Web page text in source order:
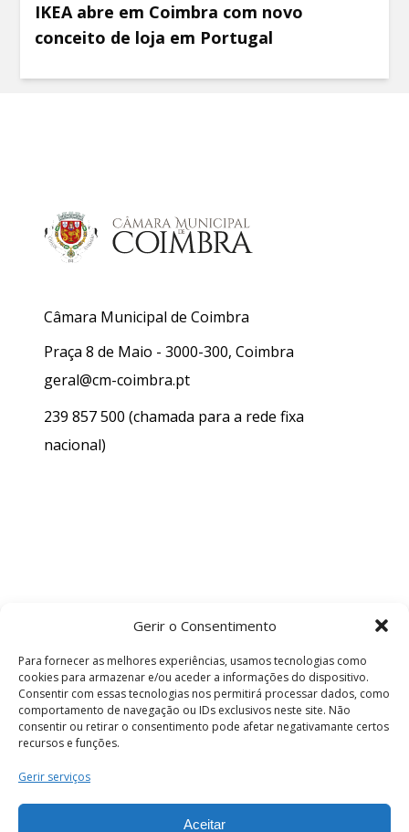
Gerir o Consentimento
Para fornecer as melhores experiências, usamos tecnologias como
cookies para armazenar e/ou aceder a informações do dispositivo.
Consentir com essas tecnologias nos permitirá processar dados, como
comportamento de navegação ou IDs exclusivos neste site. Não
consentir ou retirar o consentimento pode afetar negativamante certos
recursos e funções.
Gerir serviços
Aceitar
IKEA abre em Coimbra com novo
conceito de loja em Portugal
Câmara Municipal de Coimbra
Praça 8 de Maio - 3000-300, Coimbra
geral@cm-coimbra.pt
239 857 500 (chamada para a rede fixa
nacional)
Termos e Condições